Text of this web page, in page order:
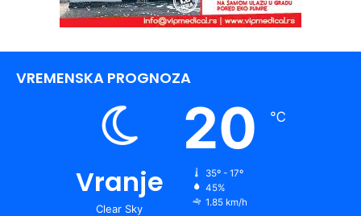
VREMENSKA PROGNOZA
Vranje
Clear Sky
20 ℃
35º - 17º
45%
1.85 km/h